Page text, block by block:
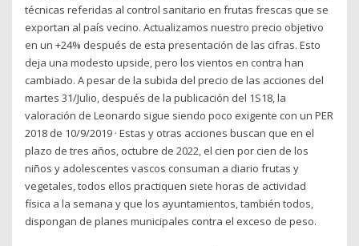
técnicas referidas al control sanitario en frutas frescas que se
exportan al país vecino. Actualizamos nuestro precio objetivo
en un +24% después de esta presentación de las cifras. Esto
deja una modesto upside, pero los vientos en contra han
cambiado. A pesar de la subida del precio de las acciones del
martes 31/Julio, después de la publicación del 1S18, la
valoración de Leonardo sigue siendo poco exigente con un PER
2018 de 10/9/2019 · Estas y otras acciones buscan que en el
plazo de tres años, octubre de 2022, el cien por cien de los
niños y adolescentes vascos consuman a diario frutas y
vegetales, todos ellos practiquen siete horas de actividad
física a la semana y que los ayuntamientos, también todos,
dispongan de planes municipales contra el exceso de peso.